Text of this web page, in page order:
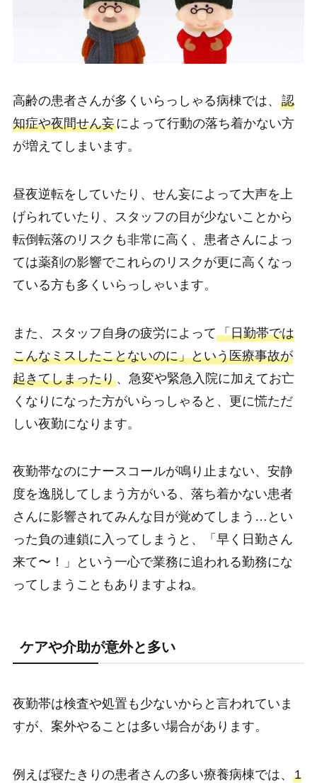
高齢の患者さんが多くいらっしゃる病棟では、 認
知症や夜間せん妄によって行動の落ち着かない方
が増えてしまいます。
昼夜逆転をしていたり、せん妄によって大声を上
げられていたり、スタッフの目が少ないことから
転倒転落のリスクも非常に高く、患者さんによっ
ては薬剤の影響でこれらのリスクが更に高くなっ
ている方も多くいらっしゃいます。
また、スタッフ自身の疲労によって「日勤帯では
こんなミスしたことないのに」という医療事故が
起きてしまったり、急変や緊急入院に加えてお亡
くなりになった方がいらっしゃると、更に慌ただ
しい夜勤になります。
夜勤帯なのにナースコールが鳴り止まない、安静
度を逸脱してしまう方がいる、落ち着かない患者
さんに影響されてみんな目が覚めてしまう…とい
った負の連鎖に入ってしまうと、「早く日勤さん
来て〜！」という一心で業務に追われる勤務にな
ってしまうこともありますよね。
ケアや介助が意外と多い
夜勤帯は検査や処置も少ないからと言われていま
すが、案外やることは多い場合があります。
例えば寝たきりの患者さんの多い療養病棟では、 1